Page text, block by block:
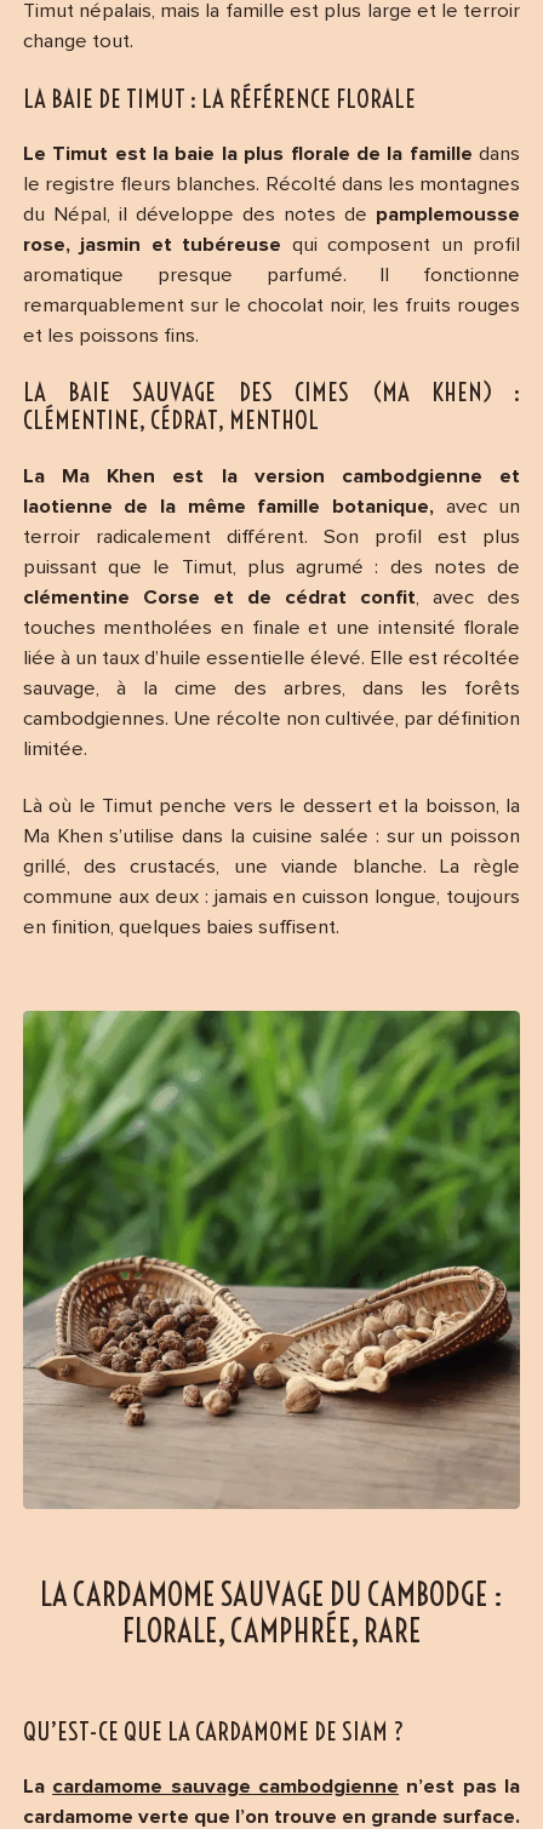
Timut népalais, mais la famille est plus large et le terroir
change tout.
LA BAIE DE TIMUT : LA RÉFÉRENCE FLORALE
Le Timut est la baie la plus florale de la famille dans
le registre fleurs blanches. Récolté dans les montagnes
du Népal, il développe des notes de pamplemousse
rose, jasmin et tubéreuse qui composent un profil
aromatique presque parfumé. Il fonctionne
remarquablement sur le chocolat noir, les fruits rouges
et les poissons fins.
LA BAIE SAUVAGE DES CIMES (MA KHEN) :
CLÉMENTINE, CÉDRAT, MENTHOL
La Ma Khen est la version cambodgienne et
laotienne de la même famille botanique, avec un
terroir radicalement différent. Son profil est plus
puissant que le Timut, plus agrumé : des notes de
clémentine Corse et de cédrat confit, avec des
touches mentholées en finale et une intensité florale
liée à un taux d’huile essentielle élevé. Elle est récoltée
sauvage, à la cime des arbres, dans les forêts
cambodgiennes. Une récolte non cultivée, par définition
limitée.
Là où le Timut penche vers le dessert et la boisson, la
Ma Khen s’utilise dans la cuisine salée : sur un poisson
grillé, des crustacés, une viande blanche. La règle
commune aux deux : jamais en cuisson longue, toujours
en finition, quelques baies suffisent.
LA CARDAMOME SAUVAGE DU CAMBODGE :
FLORALE, CAMPHRÉE, RARE
QU’EST-CE QUE LA CARDAMOME DE SIAM ?
La cardamome sauvage cambodgienne n’est pas la
cardamome verte que l’on trouve en grande surface.